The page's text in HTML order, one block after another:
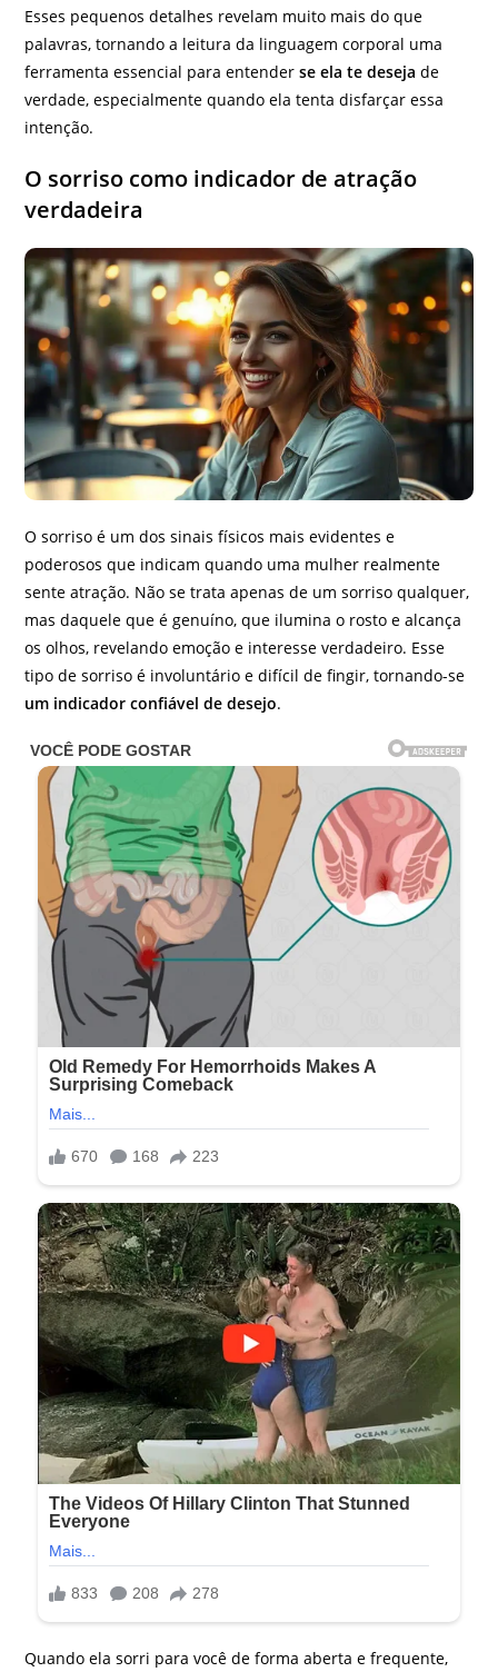
Esses pequenos detalhes revelam muito mais do que
palavras, tornando a leitura da linguagem corporal uma
ferramenta essencial para entenderse ela te deseja de
verdade, especialmente quando ela tenta disfarçar essa
intenção.
O sorriso como indicador de atração
verdadeira
O sorriso é um dos sinais físicos mais evidentes e
poderosos que indicam quando uma mulher realmente
sente atração. Não se trata apenas de um sorriso qualquer,
mas daquele que é genuíno, que ilumina o rosto e alcança
os olhos, revelando emoção e interesse verdadeiro. Esse
tipo de sorriso é involuntário e difícil de fingir, tornando-se
um indicador confiável de desejo.
Quando ela sorri para você de forma aberta e frequente,